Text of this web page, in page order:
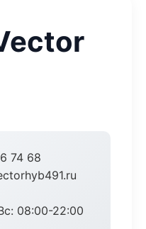
74 68
08:00-22:00